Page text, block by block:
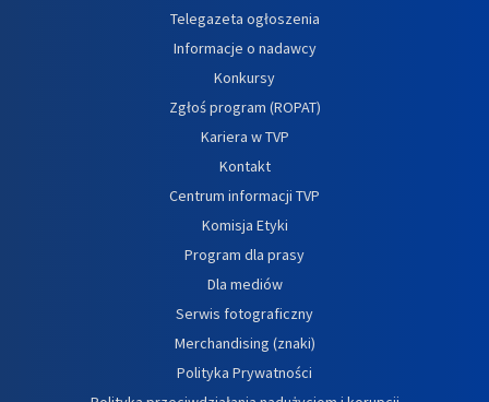
Telegazeta ogłoszenia
Informacje o nadawcy
Konkursy
Zgłoś program (ROPAT)
Kariera w TVP
Kontakt
Centrum informacji TVP
Komisja Etyki
Program dla prasy
Dla mediów
Serwis fotograficzny
Merchandising (znaki)
Polityka Prywatności